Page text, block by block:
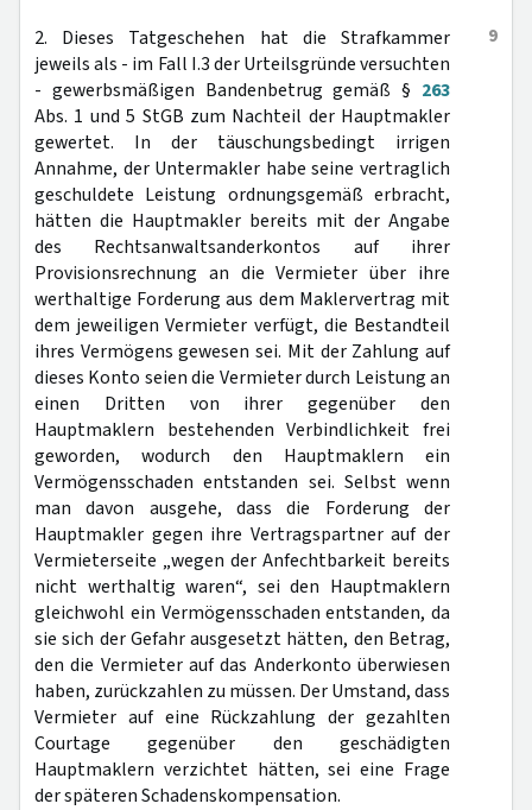
9
2. Dieses Tatgeschehen hat die Strafkammer
jeweils als - im Fall I.3 der Urteilsgründe versuchten
- gewerbsmäßigen Bandenbetrug gemäß § 263
Abs. 1 und 5 StGB zum Nachteil der Hauptmakler
gewertet. In der täuschungsbedingt irrigen
Annahme, der Untermakler habe seine vertraglich
geschuldete Leistung ordnungsgemäß erbracht,
hätten die Hauptmakler bereits mit der Angabe
des Rechtsanwaltsanderkontos auf ihrer
Provisionsrechnung an die Vermieter über ihre
werthaltige Forderung aus dem Maklervertrag mit
dem jeweiligen Vermieter verfügt, die Bestandteil
ihres Vermögens gewesen sei. Mit der Zahlung auf
dieses Konto seien die Vermieter durch Leistung an
einen Dritten von ihrer gegenüber den
Hauptmaklern bestehenden Verbindlichkeit frei
geworden, wodurch den Hauptmaklern ein
Vermögensschaden entstanden sei. Selbst wenn
man davon ausgehe, dass die Forderung der
Hauptmakler gegen ihre Vertragspartner auf der
Vermieterseite „wegen der Anfechtbarkeit bereits
nicht werthaltig waren“, sei den Hauptmaklern
gleichwohl ein Vermögensschaden entstanden, da
sie sich der Gefahr ausgesetzt hätten, den Betrag,
den die Vermieter auf das Anderkonto überwiesen
haben, zurückzahlen zu müssen. Der Umstand, dass
Vermieter auf eine Rückzahlung der gezahlten
Courtage gegenüber den geschädigten
Hauptmaklern verzichtet hätten, sei eine Frage
der späteren Schadenskompensation.